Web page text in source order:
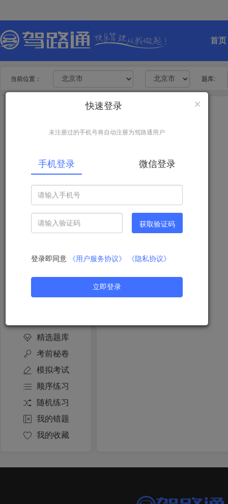
首页
×
快速登录
未注册过的手机号将自动注册为驾路通用户
手机登录 微信登录
获取验证码
登录即同意 《用户服务协议》 《隐私协议》
立即登录
当前位置： 题库:
精选题库
模拟考试
顺序练习
随机练习
我的收藏
科目四
精选题库
考前秘卷
模拟考试
顺序练习
随机练习
我的错题
我的收藏